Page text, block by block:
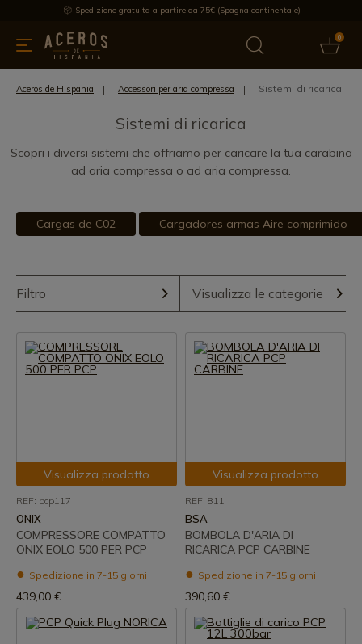
Spedizione gratuita a partire da 75€ (Spagna continentale)
0
cucina Offre Ultime notizie Venduti Marche
Aceros de Hispania Accessori per aria compressa Sistemi di ricarica
Sistemi di ricarica
Scopri i diversi sistemi che offriamo per caricare la tua carabina
ad aria compressa o ad aria compressa.
Cargas de C02 Cargadores armas Aire comprimido
Filtro Visualizza le categorie
Visualizza prodotto
REF: pcp117
ONIX
COMPRESSORE COMPATTO
ONIX EOLO 500 PER PCP
Spedizione in 7-15 giorni
439,00 €
Visualizza prodotto
REF: 811
BSA
BOMBOLA D'ARIA DI
RICARICA PCP CARBINE
Spedizione in 7-15 giorni
390,60 €